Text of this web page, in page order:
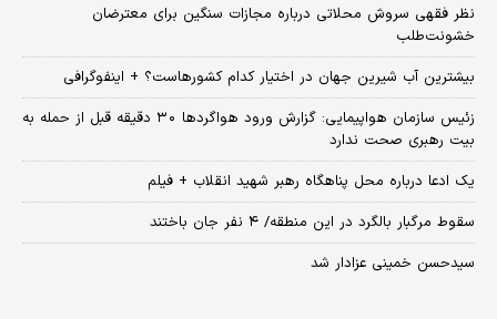
نظر فقهی سروش محلاتی درباره مجازات سنگین برای معترضان
خشونت‌طلب
بیشترین آب شیرین جهان در اختیار کدام کشورهاست؟ + اینفوگرافی
زئیس سازمان هواپیمایی: گزارش ورود هواگردها ٣٠ دقیقه قبل از حمله به
بیت رهبری صحت ندارد
یک ادعا درباره محل پناهگاه‌ رهبر شهید انقلاب + فیلم
سقوط مرگبار بالگرد در این منطقه/ ۴ نفر جان باختند
سیدحسن خمینی عزادار شد